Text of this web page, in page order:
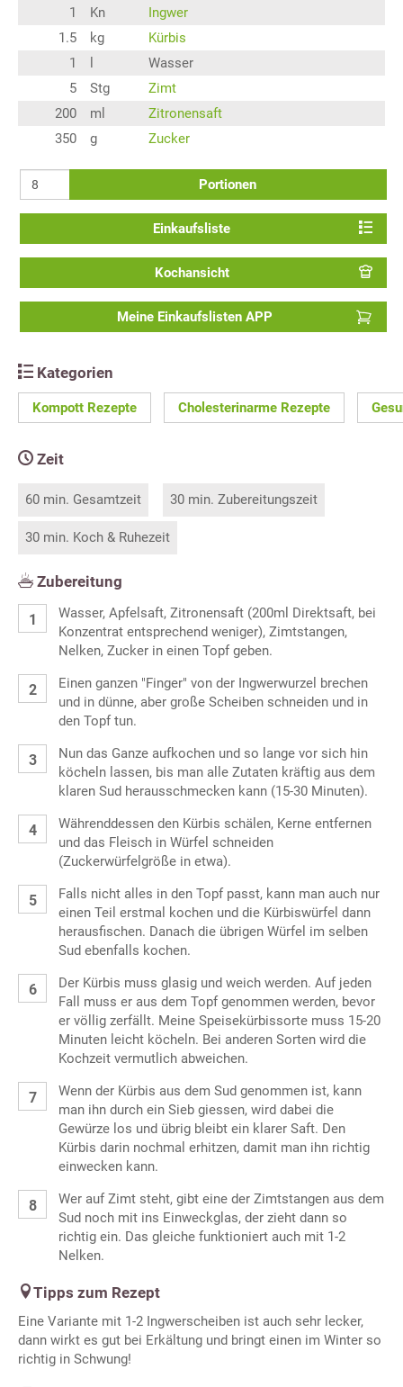
1
Kn
Ingwer
1.5
kg
Kürbis
1
Wasser
5
Stg
Zimt
200
ml
Zitronensaft
350
g Zucker
Portionen
Einkaufsliste
Kochansicht
Meine Einkaufslisten APP
Kategorien
Kompott Rezepte Cholesterinarme Rezepte
Zeit
60 min. Gesamtzeit 30 min. Zubereitungszeit
30 min. Koch & Ruhezeit
Zubereitung
Wasser, Apfelsaft, Zitronensaft (200ml Direktsaft, bei
Konzentrat entsprechend weniger), Zimtstangen,
Nelken, Zucker in einen Topf geben.
Einen ganzen "Finger" von der Ingwerwurzel brechen
und in dünne, aber große Scheiben schneiden und in
den Topf tun.
Nun das Ganze aufkochen und so lange vor sich hin
köcheln lassen, bis man alle Zutaten kräftig aus dem
klaren Sud herausschmecken kann (15-30 Minuten).
Währenddessen den Kürbis schälen, Kerne entfernen
und das Fleisch in Würfel schneiden
(Zuckerwürfelgröße in etwa).
Falls nicht alles in den Topf passt, kann man auch nur
einen Teil erstmal kochen und die Kürbiswürfel dann
herausfischen. Danach die übrigen Würfel im selben
Sud ebenfalls kochen.
Der Kürbis muss glasig und weich werden. Auf jeden
Fall muss er aus dem Topf genommen werden, bevor
er völlig zerfällt. Meine Speisekürbissorte muss 15-20
Minuten leicht köcheln. Bei anderen Sorten wird die
Kochzeit vermutlich abweichen.
Wenn der Kürbis aus dem Sud genommen ist, kann
man ihn durch ein Sieb giessen, wird dabei die
Gewürze los und übrig bleibt ein klarer Saft. Den
Kürbis darin nochmal erhitzen, damit man ihn richtig
einwecken kann.
Wer auf Zimt steht, gibt eine der Zimtstangen aus dem
Sud noch mit ins Einweckglas, der zieht dann so
richtig ein. Das gleiche funktioniert auch mit 1-2
Nelken.
Tipps zum Rezept
Eine Variante mit 1-2 Ingwerscheiben ist auch sehr lecker,
dann wirkt es gut bei Erkältung und bringt einen im Winter so
richtig in Schwung!